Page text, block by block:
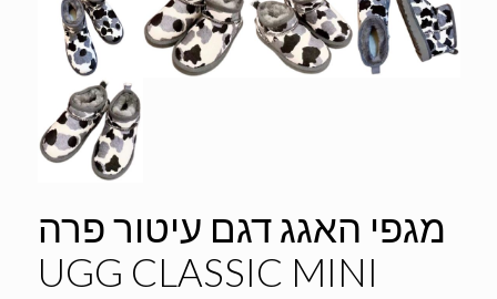
מגפי האגג דגם עיטור פרה
UGG CLASSIC MINI